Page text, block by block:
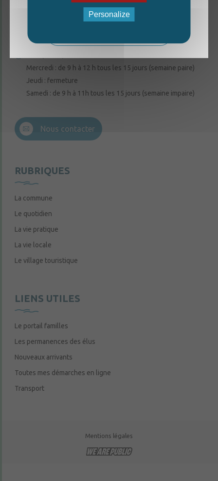
6 rue de la Harderie, 49220 Thorigné d’Anjou
02 41 95 32 15
Mercredi : de 9 h à 12 h tous les 15 jours (semaine paire)
Jeudi : fermeture
Samedi : de 9 h à 11h tous les 15 jours (semaine impaire)
Nous contacter
RUBRIQUES
La commune
Le quotidien
La vie pratique
La vie locale
Le village touristique
LIENS UTILES
Le portail familles
Les permanences des élus
Nouveaux arrivants
Toutes mes démarches en ligne
Transport
Mentions légales
La nouvelle édition du Mag est arrivée!
Personalize